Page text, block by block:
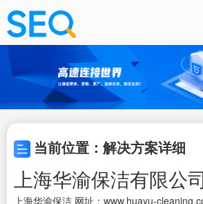
当前位置：解决方案详细
上海华渝保洁有限公
上海华渝保洁 网址： www.huayu-